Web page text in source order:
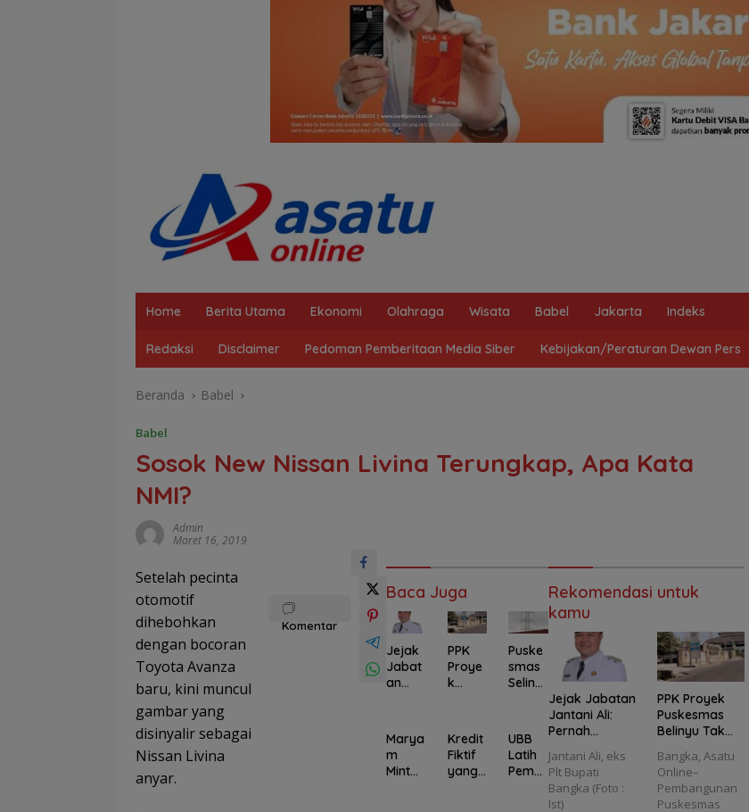
Home Berita Utama Ekonomi Olahraga Wisata Babel Jakarta Indeks
Redaksi Disclaimer Pedoman Pemberitaan Media Siber Kebijakan/Peraturan Dewan Pers
Beranda Babel
Babel
Sosok New Nissan Livina Terungkap, Apa Kata
NMI?
Admin
Maret 16, 2019
Setelah pecinta
otomotif
dihebohkan
dengan bocoran
Toyota Avanza
baru, kini muncul
gambar yang
disinyalir sebagai
Nissan Livina
anyar.
Komentar
Baca Juga
Jejak
Jabat
an
Perna
h
Demo
si,
PPK
Proye
k
Beliny
u Tak
Kanto
ngi
Puske
smas
Selind
gun di
Bawa
h
SUTET
Marya
m
Minta
Kredit
Fiktif
yang
UBB
Latih
Pemb
Rekomendasi untuk
kamu
Jejak Jabatan
Jantani Ali:
Pernah
Diperiksa
Kasus Korupsi
hingga
Jantani Ali, eks
Plt Bupati
Bangka (Foto :
Ist)
PPK Proyek
Puskesmas
Belinyu Tak
Kepatuhan UU
Keinsinyuran
Dipertanyaka
Bangka, Asatu
Online–
Pembangunan
Puskesmas